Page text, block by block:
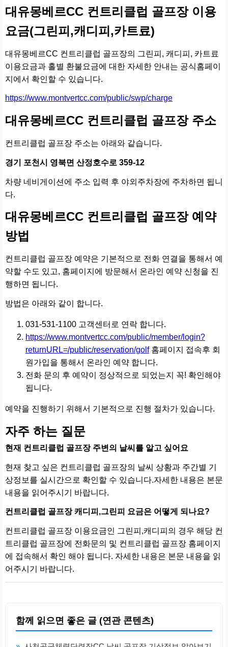
대유몽베르CC 컨트리클럽 골프장 이용
요금(그린피,캐디피,카트료)
대유몽베르CC 컨트리클럽 골프장의 그린피, 캐디피, 카트료
이용요금과 홀별 환불요금에 대한 자세한 안내는 공식홈페이
지에서 확인할 수 있습니다.
https://www.montvertcc.com/public/swp/charge
대유몽베르CC 컨트리클럽 골프장 주소
컨트리클럽 골프장 주소는 아래와 같습니다.
경기 포천시 영북면 산정호수로 359-12
차량 네비게이션에 주소 입력 후 야외주차장에 주차하면 됩니
다.
대유몽베르CC 컨트리클럽 골프장 예약
방법
컨트리클럽 골프장 예약은 기본적으로 전화 연결을 통해서 예
약할 수도 있고, 홈페이지에 방문해서 온라인 예약 신청을 진
행하면 됩니다.
방법은 아래와 같이 합니다.
031-531-1100 고객센터로 연락 합니다.
https://www.montvertcc.com/public/member/login?
returnURL=/public/reservation/golf홈페이지 접속후 회
원가입을 통해서 온라인 예약 합니다.
전화 문의 후 예약이 정상적으로 되었는지 꼭! 확인해야
됩니다.
예약을 진행하기 위해서 기본적으로 진행 절차가 있습니다.
자주 하는 질문
현재 컨트리클럽 골프장 주변의 날씨를 알고 싶어요
현재 찾고 싶은 컨트리클럽 골프장의 날씨 상황과 주간별 기
상정보를 실시간으로 확인할 수 있습니다.자세한 내용은 본문
내용을 읽어주시기 바랍니다.
컨트리클럽 골프장 캐디피,그린피 요금은 어떻게 되나요?
컨트리클럽 골프장 이용요금인 그린피,캐디피의 경우 해당 컨
트리클럽 골프장에 전화문의 및 컨트리클럽 골프장 홈페이지
에 접속해서 확인 해야 됩니다. 자세한 내용은 본문 내용을 읽
어주시기 바랍니다.
함께 읽으면 좋은 글 (연관 콘텐츠)